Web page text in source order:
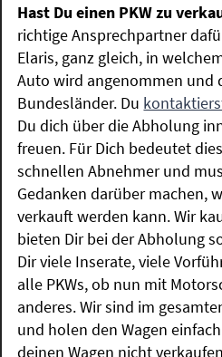
Hast Du einen PKW zu
richtige Ansprechpartner
Elaris, ganz gleich, in
Auto wird angenommen und
Bundesländer. Du
Du dich über die Abholung
freuen. Für Dich bedeutet
schnellen Abnehmer und
Gedanken darüber machen,
verkauft werden kann. Wir
bieten Dir bei der Abholung
Dir viele Inserate, viele
alle PKWs, ob nun mit
anderes. Wir sind im
und holen den Wagen
deinen Wagen nicht